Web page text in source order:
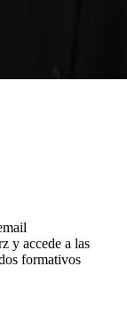
y accede a las
formativos